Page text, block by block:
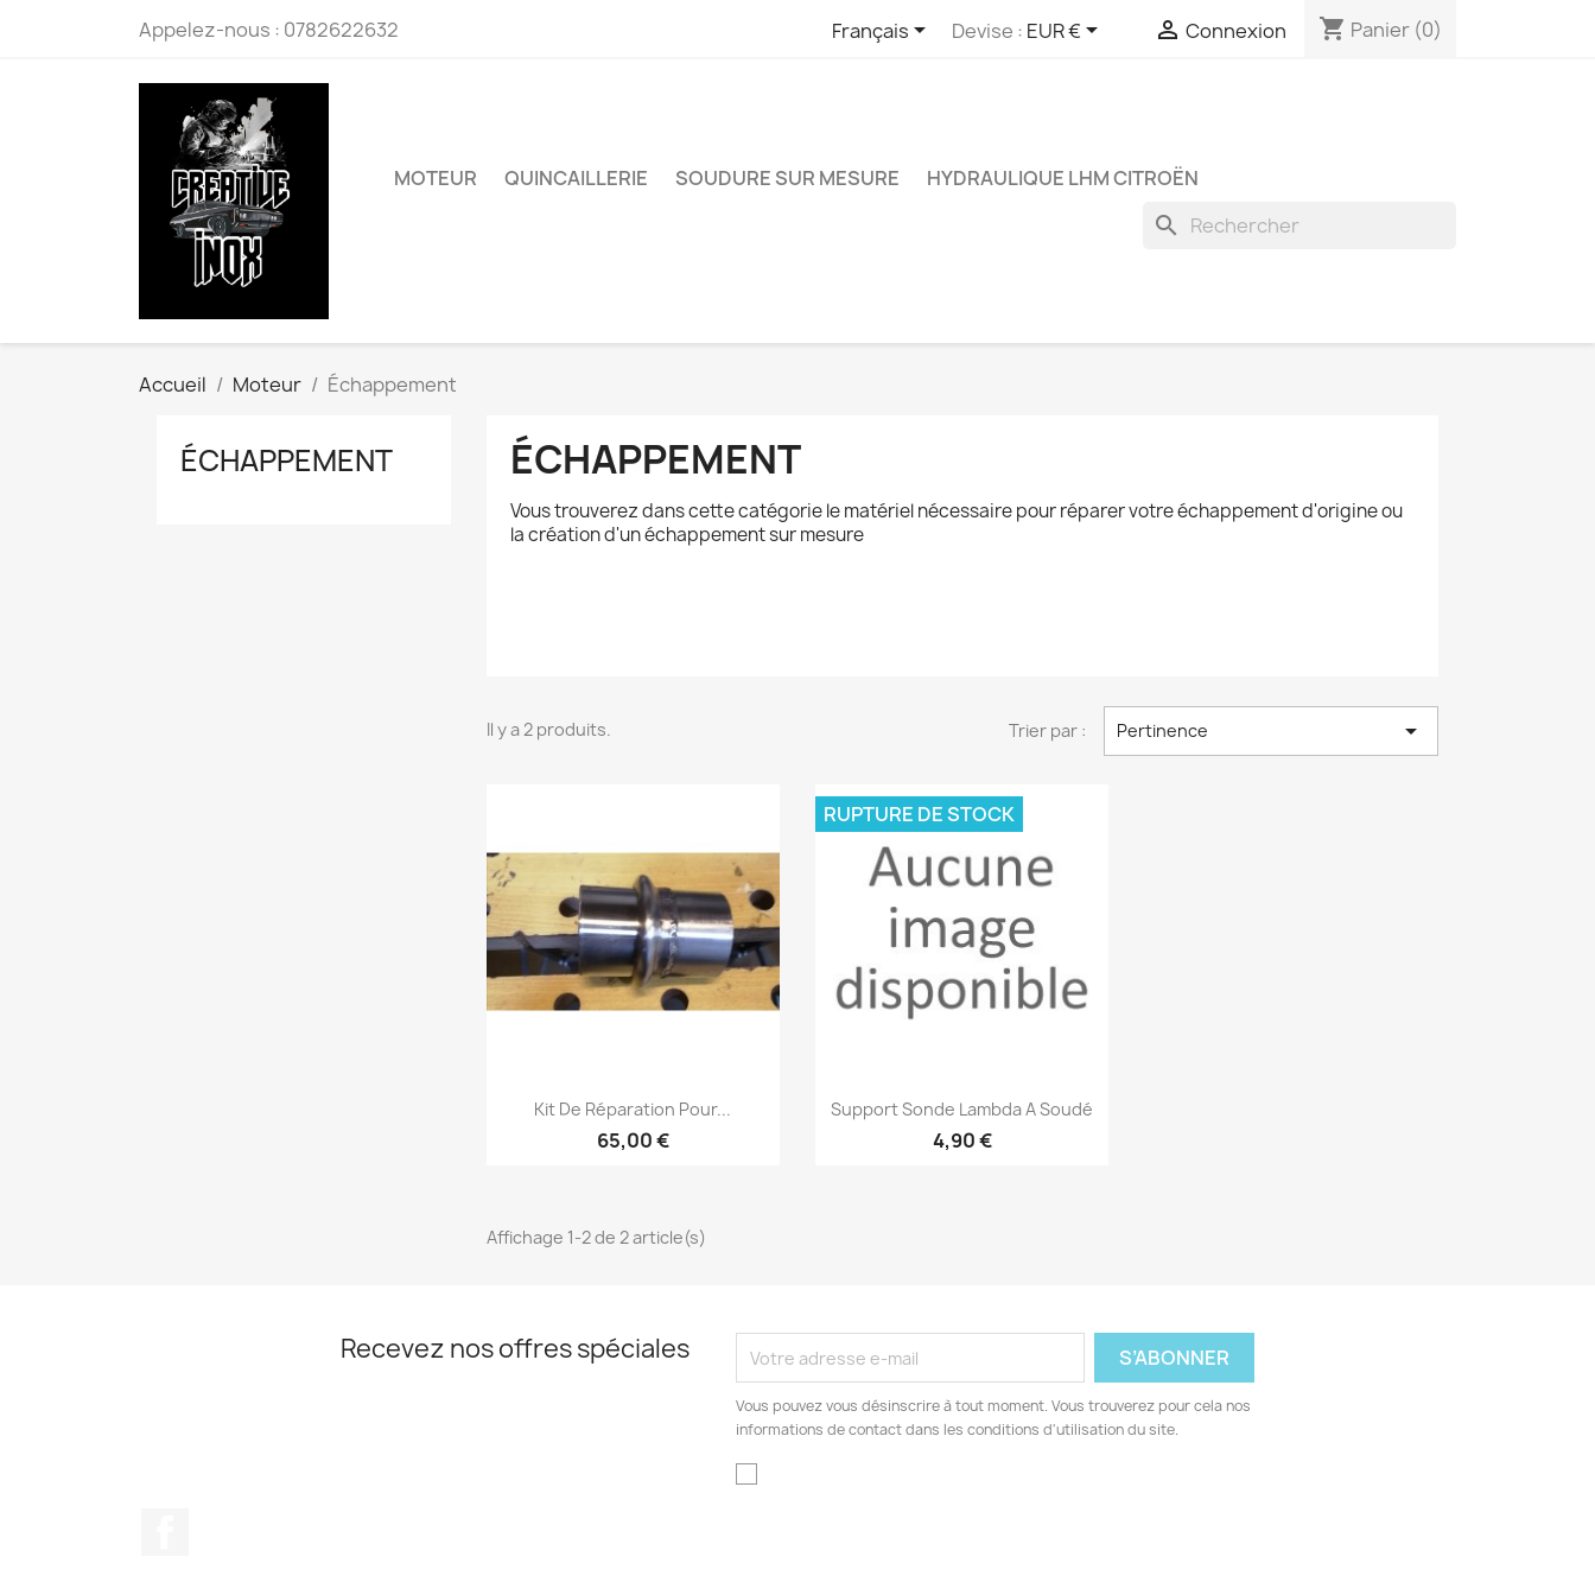
Appelez-nous : 0782622632 Français Devise : EUR €  Connexion shopping_cart Panier (0)
MOTEUR QUINCAILLERIE SOUDURE SUR MESURE HYDRAULIQUE LHM CITROËN
search
Accueil Moteur Échappement
ÉCHAPPEMENT ÉCHAPPEMENT
Vous trouverez dans cette catégorie le matériel nécessaire pour réparer votre échappement d'origine ou
la création d'un échappement sur mesure
Il y a 2 produits. Trier par : Pertinence 
Aperçu rapide
Kit De Réparation Pour...
65,00 €
Aperçu rapide
Support Sonde Lambda A Soudé
4,90 €
RUPTURE DE STOCK
Affichage 1-2 de 2 article(s)
Recevez nos offres spéciales
Vous pouvez vous désinscrire à tout moment. Vous trouverez pour cela nos
informations de contact dans les conditions d'utilisation du site.